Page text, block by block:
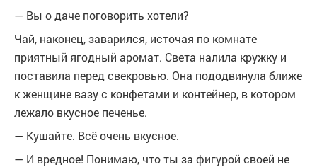
— Вы о даче поговорить хотели?
Чай, наконец, заварился, источая по комнате
приятный ягодный аромат. Света налила кружку и
поставила перед свекровью. Она пододвинула ближе
к женщине вазу с конфетами и контейнер, в котором
лежало вкусное печенье.
— Кушайте. Всё очень вкусное.
— И вредное! Понимаю, что ты за фигурой своей не